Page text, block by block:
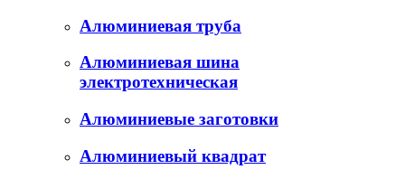
Алюминиевая труба
Алюминиевая шина
электротехническая
Алюминиевые заготовки
Алюминиевый квадрат